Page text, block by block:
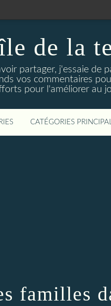
de la
partager, j'essaie de
vos commentaires
pour l'améliorer au
CATÉGORIES
familles